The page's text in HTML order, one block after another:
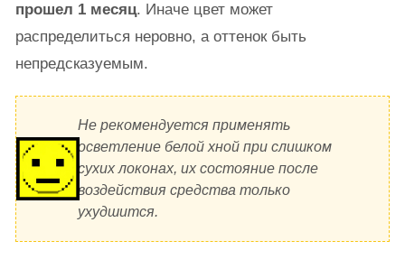
прошел 1 месяц. Иначе цвет может
распределиться неровно, а оттенок быть
непредсказуемым.
Не рекомендуется применять
осветление белой хной при слишком
сухих локонах, их состояние после
воздействия средства только
ухудшится.